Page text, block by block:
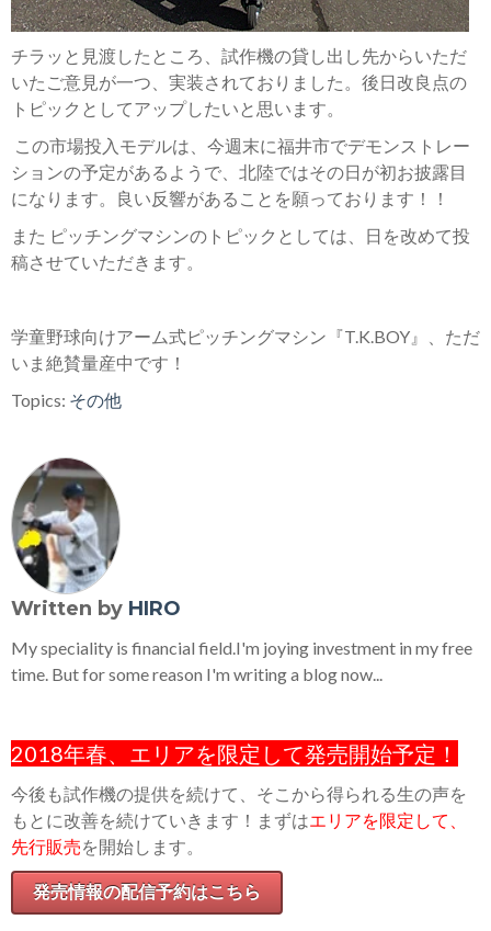
チラッと見渡したところ、試作機の貸し出し先からいただ
いたご意見が一つ、実装されておりました。後日改良点の
トピックとしてアップしたいと思います。
この市場投入モデルは、今週末に福井市でデモンストレー
ションの予定があるようで、北陸ではその日が初お披露目
になります。良い反響があることを願っております！！
また ピッチングマシンのトピックとしては、日を改めて投
稿させていただきます。
学童野球向けアーム式ピッチングマシン『T.K.BOY』、ただ
いま絶賛量産中です！
Topics: その他
Written by HIRO
My speciality is financial field.I'm joying investment in my free
time. But for some reason I'm writing a blog now...
2018年春、エリアを限定して発売開始予定！
今後も試作機の提供を続けて、そこから得られる生の声を
もとに改善を続けていきます！まずはエリアを限定して、
先行販売を開始します。
発売情報の配信予約はこちら